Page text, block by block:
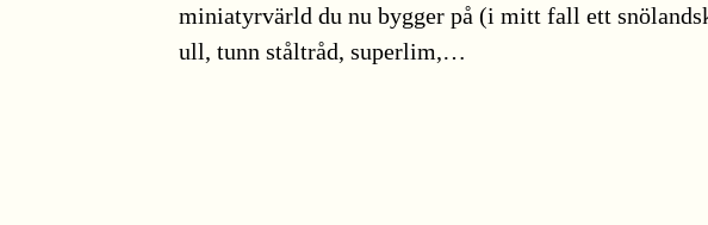
miniatyrvärld du nu bygger på (i mitt fall ett
ull, tunn ståltråd, superlim,…